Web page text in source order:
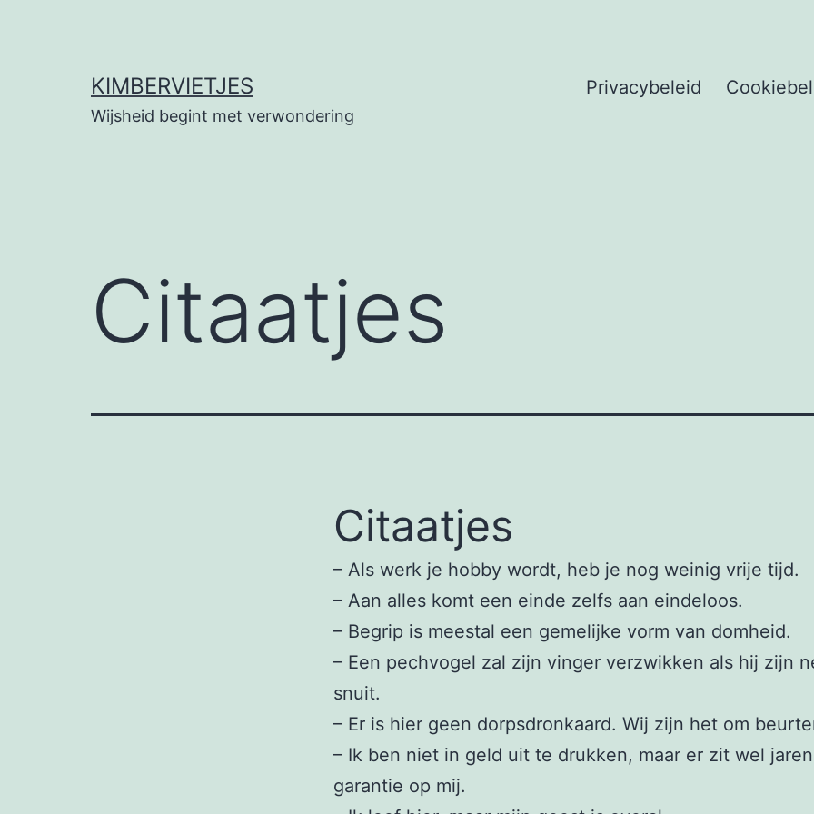
KIMBERVIETJES
Wijsheid begint met verwondering
Privacybeleid
Citaatjes
Citaatjes
– Als werk je hobby wordt, heb je nog weinig vrije tijd.
– Aan alles komt een einde zelfs aan eindeloos.
– Begrip is meestal een gemelijke vorm van domheid.
– Een pechvogel zal zijn vinger verzwikken als hij zijn
snuit.
– Er is hier geen dorpsdronkaard. Wij zijn het om
– Ik ben niet in geld uit te drukken, maar er zit wel jaren
garantie op mij.